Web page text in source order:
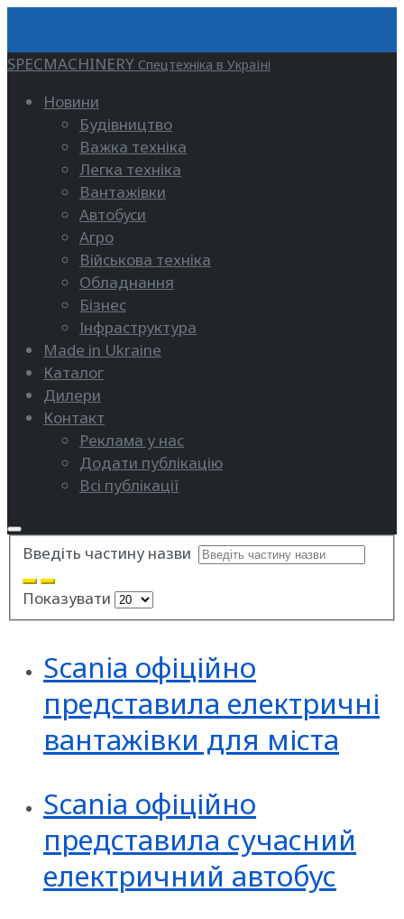
SPECMACHINERY Спецтехніка в Україні
Новини
Будівництво
Важка техніка
Легка техніка
Вантажівки
Автобуси
Агро
Військова техніка
Обладнання
Бізнес
Інфраструктура
Made in Ukraine
Каталог
Дилери
Контакт
Реклама у нас
Додати публікацію
Всі публікації
Введіть частину назви
Показувати
Scania офіційно
представила електричні
вантажівки для міста
Scania офіційно
представила сучасний
електричний автобус